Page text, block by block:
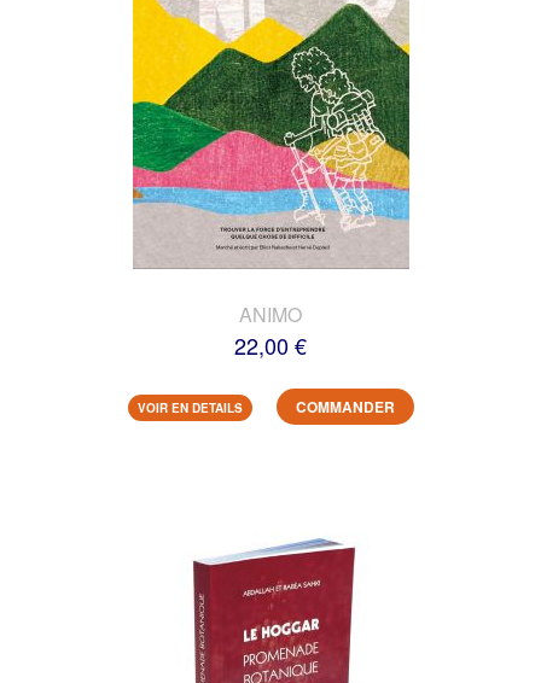
ANIMO
22,00 €
VOIR EN DETAILS COMMANDER